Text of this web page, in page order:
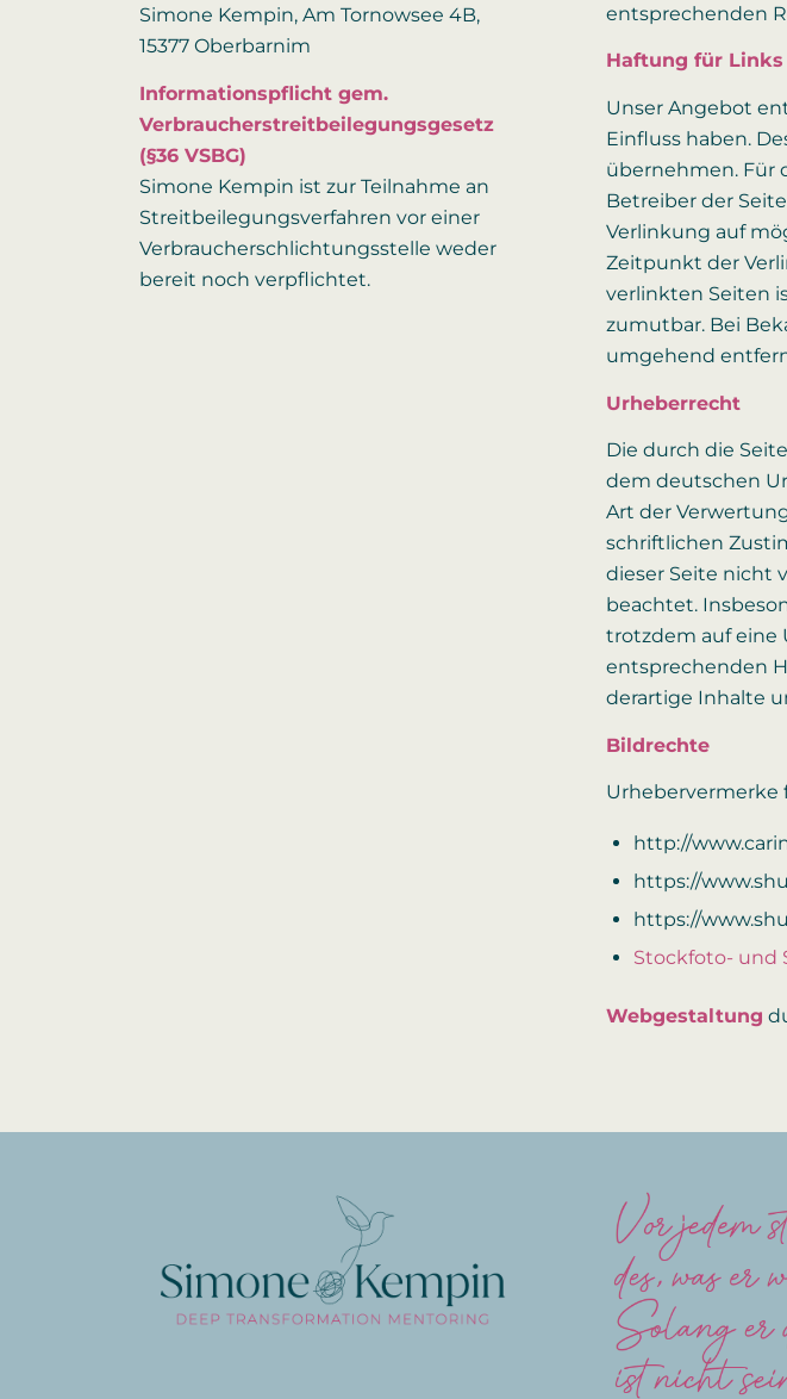
Simone Kempin, Am Tornowsee 4B,
15377 Oberbarnim
Informationspflicht gem.
Verbraucherstreitbeilegungsgesetz
(§36 VSBG)
Simone Kempin ist zur Teilnahme an
Streitbeilegungsverfahren vor einer
Verbraucherschlichtungsstelle weder
bereit noch verpflichtet.
entsprechenden
Haftung für Links
Unser Angebot
Einfluss haben.
übernehmen. Für
Betreiber der
Verlinkung auf
Zeitpunkt der
verlinkten Seiten
zumutbar. Bei
umgehend
Urheberrecht
Die durch die
dem deutschen
Art der
schriftlichen
dieser Seite nicht
beachtet.
trotzdem auf eine
entsprechenden
derartige Inhalte
Bildrechte
Urhebervermerke
http://
https://
https://
Stockfoto- und
Webgestaltung